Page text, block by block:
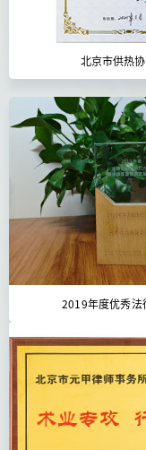
北京市供热
2019年度优秀法